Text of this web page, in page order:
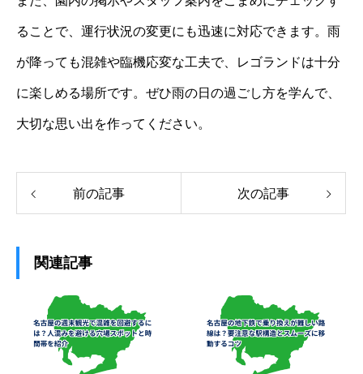
ることで、運行状況の変更にも迅速に対応できます。雨
が降っても混雑や臨機応変な工夫で、レゴランドは十分
に楽しめる場所です。ぜひ雨の日の過ごし方を学んで、
大切な思い出を作ってください。
前の記事 次の記事
関連記事